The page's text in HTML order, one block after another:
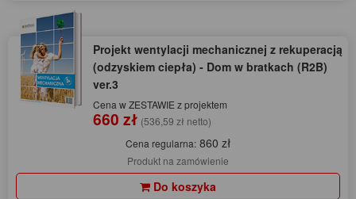
Projekt wentylacji mechanicznej z rekuperacją
(odzyskiem ciepła) - Dom w bratkach (R2B)
ver.3
Cena w ZESTAWIE z projektem
660 zł (536,59 zł netto)
Cena regularna: 860 zł
Produkt na zamówienie
Do koszyka